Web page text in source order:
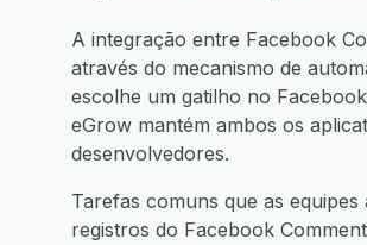
A integração entre Facebook
através do mecanismo de
escolhe um gatilho no
eGrow mantém ambos os
desenvolvedores.
Tarefas comuns que as
registros do Facebook